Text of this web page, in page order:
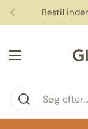
Gå til indhold
Forrige
Bestil
Åbn menuen